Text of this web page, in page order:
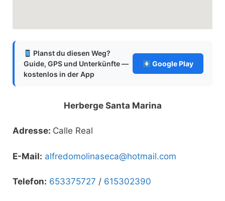
Planst du diesen Weg?
Guide, GPS und Unterkünfte —
kostenlos in der App
Google Play
Herberge Santa Marina
Adresse: Calle Real
E-Mail: alfredomolinaseca@hotmail.com
Telefon: 653375727 / 615302390